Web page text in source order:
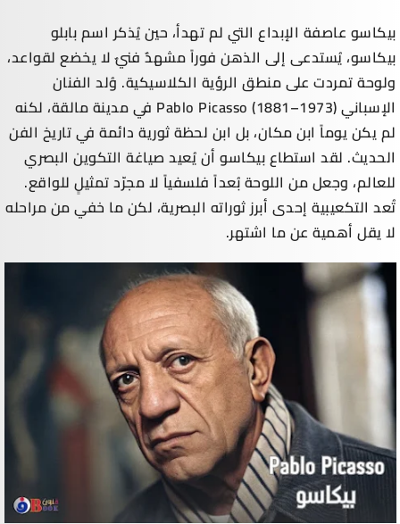
بيكاسو عاصفة الإبداع التي لم تهدأ، حين يُذكر اسم بابلو
بيكاسو، يُستدعى إلى الذهن فوراً مشهدٌ فنيٌ لا يخضع لقواعد،
ولوحة تمردت على منطق الرؤية الكلاسيكية. وُلد الفنان
الإسباني Pablo Picasso (1881–1973) في مدينة مالقة، لكنه
لم يكن يوماً ابن مكان، بل ابن لحظة ثورية دائمة في تاريخ الفن
الحديث. لقد استطاع بيكاسو أن يُعيد صياغة التكوين البصري
للعالم، وجعل من اللوحة بُعداً فلسفياً لا مجرّد تمثيلٍ للواقع.
تُعد التكعيبية إحدى أبرز ثوراته البصرية، لكن ما خفي من مراحله
لا يقل أهمية عن ما اشتهر.